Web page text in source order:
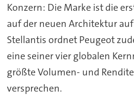
Konzern: Die Marke ist die
auf der neuen Architektur
Stellantis ordnet Peugeot
eine seiner vier globalen
größte Volumen- und
versprechen.